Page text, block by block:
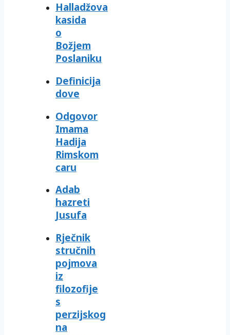
Halladžova
kasida
o
Božjem
Poslaniku
Definicija
dove
Odgovor
Imama
Hadija
Rimskom
caru
Adab
hazreti
Jusufa
Rječnik
stručnih
pojmova
iz
filozofije
s
perzijskog
na